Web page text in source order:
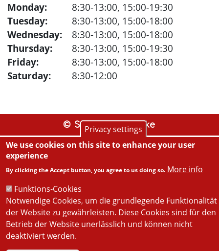
Monday:
8:30-13:00, 15:00-19:30
Tuesday:
8:30-13:00, 15:00-18:00
Wednesday:
8:30-13:00, 15:00-18:00
Thursday:
8:30-13:00, 15:00-19:30
Friday:
8:30-13:00, 15:00-18:00
Saturday:
8:30-12:00
© Stadt-Apotheke
Privacy settings
We use cookies on this site to enhance your user
experience
By clicking the Accept button, you agree to us doing so. More info
Funktions-Cookies
Notwendige Cookies, um die grundlegende Funktionalität
der Website zu gewährleisten. Diese Cookies sind für den
Betrieb der Website unerlässlich und können nicht
deaktiviert werden.